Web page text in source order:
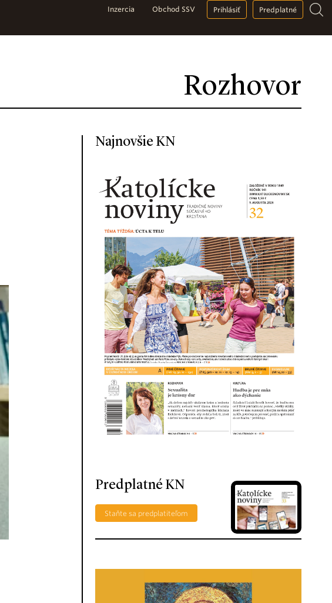
Rozhovor
Inzercia Obchod SSV Prihlásiť Predplatné
Najnovšie KN
Predplatné KN
Staňte sa predplatiteľom